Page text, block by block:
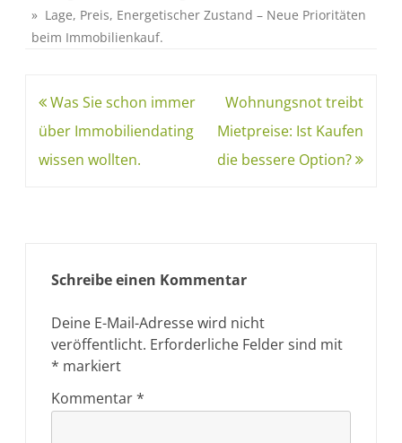
» Lage, Preis, Energetischer Zustand – Neue Prioritäten
beim Immobilienkauf.
Was Sie schon immer
über Immobiliendating
wissen wollten.
Wohnungsnot treibt
Mietpreise: Ist Kaufen
die bessere Option?
Schreibe einen Kommentar
Deine E-Mail-Adresse wird nicht
veröffentlicht. Erforderliche Felder sind mit
* markiert
Kommentar*